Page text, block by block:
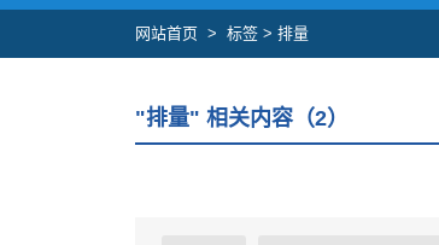
网站首页 > 标签 > 排量
"排量" 相关内容（2）